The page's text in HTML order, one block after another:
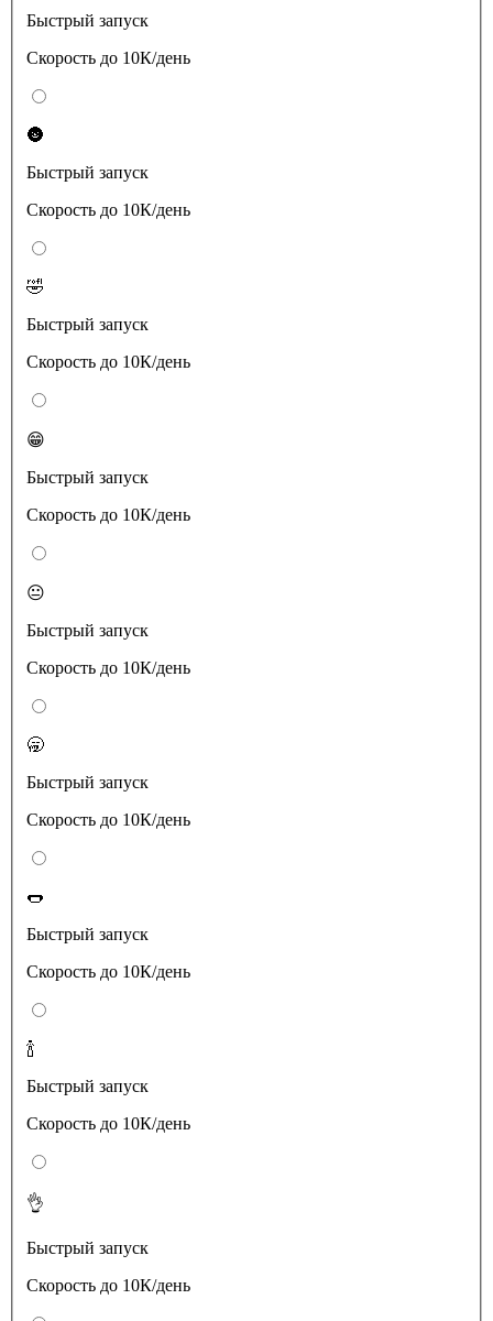
Быстрый запуск
Скорость до 10К/день
🌚
Быстрый запуск
Скорость до 10К/день
🤣
Быстрый запуск
Скорость до 10К/день
😁
Быстрый запуск
Скорость до 10К/день
😐
Быстрый запуск
Скорость до 10К/день
🥱
Быстрый запуск
Скорость до 10К/день
🌭
Быстрый запуск
Скорость до 10К/день
🍾
Быстрый запуск
Скорость до 10К/день
👌
Быстрый запуск
Скорость до 10К/день